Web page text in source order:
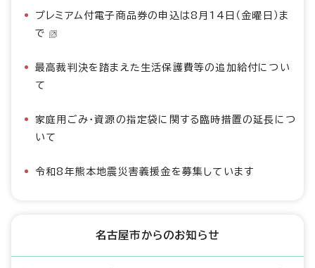
プレミアム付電子商品券の申込は8月14日（金曜日）ま
で
最高裁判決を踏まえた生活保護費等の追加給付につい
て
家庭用ごみ・資源の指定袋に関する臨時措置の延長につ
いて
令和8年熊本地震災害義援金を募集しています
名古屋市からのお知らせ